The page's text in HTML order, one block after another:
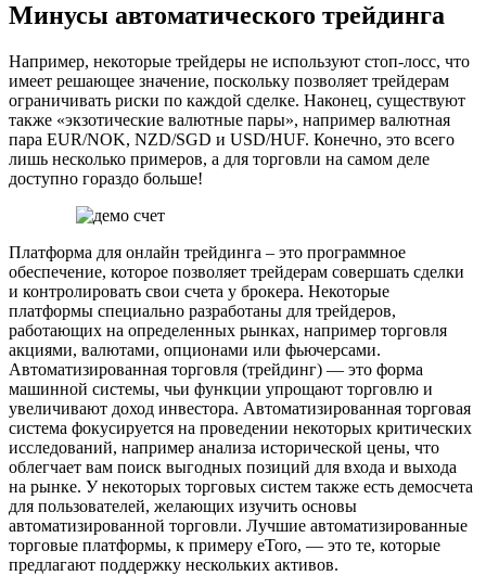
Минусы автоматического трейдинга
Например, некоторые трейдеры не используют стоп-лосс, что
имеет решающее значение, поскольку позволяет трейдерам
ограничивать риски по каждой сделке. Наконец, существуют
также «экзотические валютные пары», например валютная
пара EUR/NOK, NZD/SGD и USD/HUF. Конечно, это всего
лишь несколько примеров, а для торговли на самом деле
доступно гораздо больше!
Платформа для онлайн трейдинга – это программное
обеспечение, которое позволяет трейдерам совершать сделки
и контролировать свои счета у брокера. Некоторые
платформы специально разработаны для трейдеров,
работающих на определенных рынках, например торговля
акциями, валютами, опционами или фьючерсами.
Автоматизированная торговля (трейдинг) — это форма
машинной системы, чьи функции упрощают торговлю и
увеличивают доход инвестора. Автоматизированная торговая
система фокусируется на проведении некоторых критических
исследований, например анализа исторической цены, что
облегчает вам поиск выгодных позиций для входа и выхода
на рынке. У некоторых торговых систем также есть демосчета
для пользователей, желающих изучить основы
автоматизированной торговли. Лучшие автоматизированные
торговые платформы, к примеру eToro, — это те, которые
предлагают поддержку нескольких активов.